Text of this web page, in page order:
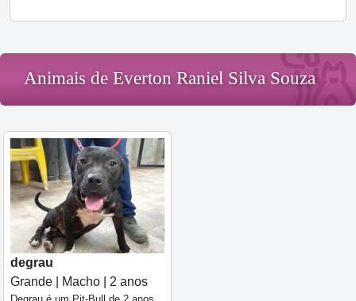
Animais de Everton Raniel Silva Souza
degrau
Grande | Macho | 2 anos